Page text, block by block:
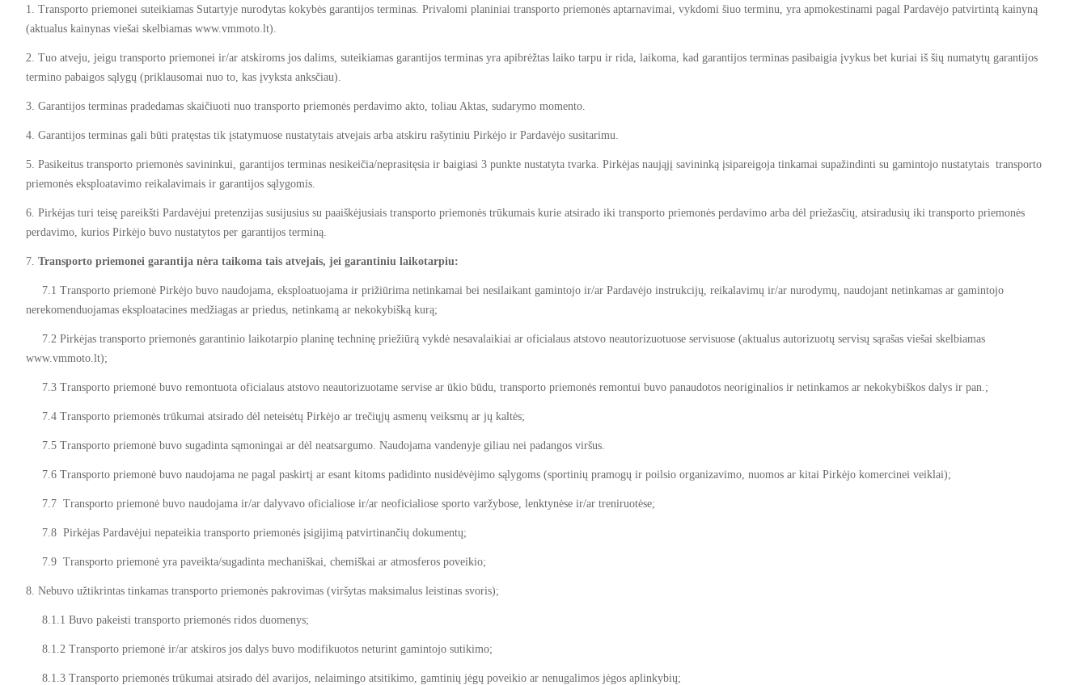
1. Transporto priemonei suteikiamas Sutartyje nurodytas kokybės garantijos terminas. Privalomi planiniai transporto priemonės aptarnavimai, vykdomi šiuo terminu, yra apmokestinami pagal Pardavėjo patvirtintą kainyną
(aktualus kainynas viešai skelbiamas www.vmmoto.lt).
2. Tuo atveju, jeigu transporto priemonei ir/ar atskiroms jos dalims, suteikiamas garantijos terminas yra apibrėžtas laiko tarpu ir rida, laikoma, kad garantijos terminas pasibaigia įvykus bet kuriai iš šių numatytų garantijos
termino pabaigos sąlygų (priklausomai nuo to, kas įvyksta anksčiau).
3. Garantijos terminas pradedamas skaičiuoti nuo transporto priemonės perdavimo akto, toliau Aktas, sudarymo momento.
4. Garantijos terminas gali būti pratęstas tik įstatymuose nustatytais atvejais arba atskiru rašytiniu Pirkėjo ir Pardavėjo susitarimu.
5. Pasikeitus transporto priemonės savininkui, garantijos terminas nesikeičia/neprasitęsia ir baigiasi 3 punkte nustatyta tvarka. Pirkėjas naująjį savininką įsipareigoja tinkamai supažindinti su gamintojo nustatytais transporto
priemonės eksploatavimo reikalavimais ir garantijos sąlygomis.
6. Pirkėjas turi teisę pareikšti Pardavėjui pretenzijas susijusius su paaiškėjusiais transporto priemonės trūkumais kurie atsirado iki transporto priemonės perdavimo arba dėl priežasčių, atsiradusių iki transporto priemonės
perdavimo, kurios Pirkėjo buvo nustatytos per garantijos terminą.
7. Transporto priemonei garantija nėra taikoma tais atvejais, jei garantiniu laikotarpiu:
7.1 Transporto priemonė Pirkėjo buvo naudojama, eksploatuojama ir prižiūrima netinkamai bei nesilaikant gamintojo ir/ar Pardavėjo instrukcijų, reikalavimų ir/ar nurodymų, naudojant netinkamas ar gamintojo
nerekomenduojamas eksploatacines medžiagas ar priedus, netinkamą ar nekokybišką kurą;
7.2 Pirkėjas transporto priemonės garantinio laikotarpio planinę techninę priežiūrą vykdė nesavalaikiai ar oficialaus atstovo neautorizuotuose servisuose (aktualus autorizuotų servisų sąrašas viešai skelbiamas
www.vmmoto.lt);
7.3 Transporto priemonė buvo remontuota oficialaus atstovo neautorizuotame servise ar ūkio būdu, transporto priemonės remontui buvo panaudotos neoriginalios ir netinkamos ar nekokybiškos dalys ir pan.;
7.4 Transporto priemonės trūkumai atsirado dėl neteisėtų Pirkėjo ar trečiųjų asmenų veiksmų ar jų kaltės;
7.5 Transporto priemonė buvo sugadinta sąmoningai ar dėl neatsargumo. Naudojama vandenyje giliau nei padangos viršus.
7.6 Transporto priemonė buvo naudojama ne pagal paskirtį ar esant kitoms padidinto nusidėvėjimo sąlygoms (sportinių pramogų ir poilsio organizavimo, nuomos ar kitai Pirkėjo komercinei veiklai);
7.7 Transporto priemonė buvo naudojama ir/ar dalyvavo oficialiose ir/ar neoficialiose sporto varžybose, lenktynėse ir/ar treniruotėse;
7.8 Pirkėjas Pardavėjui nepateikia transporto priemonės įsigijimą patvirtinančių dokumentų;
7.9 Transporto priemonė yra paveikta/sugadinta mechaniškai, chemiškai ar atmosferos poveikio;
8. Nebuvo užtikrintas tinkamas transporto priemonės pakrovimas (viršytas maksimalus leistinas svoris);
8.1.1 Buvo pakeisti transporto priemonės ridos duomenys;
8.1.2 Transporto priemonė ir/ar atskiros jos dalys buvo modifikuotos neturint gamintojo sutikimo;
8.1.3 Transporto priemonės trūkumai atsirado dėl avarijos, nelaimingo atsitikimo, gamtinių jėgų poveikio ar nenugalimos jėgos aplinkybių;